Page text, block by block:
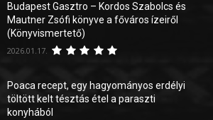
Budapest Gasztro – Kordos Szabolcs és
Mautner Zsófi könyve a főváros ízeiről
(Könyvismertető)
2026.01.17.
Poaca recept, egy hagyományos erdélyi
töltött kelt tésztás étel a paraszti
konyhából